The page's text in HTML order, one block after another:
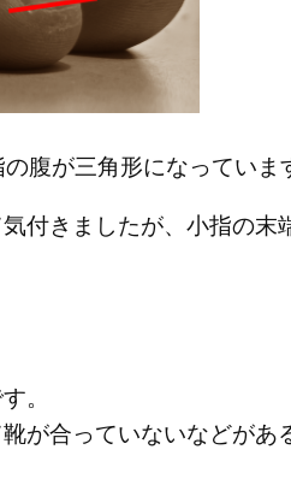
腹が三角形になっていま
付きましたが、小指の
。
が合っていないなどがあ